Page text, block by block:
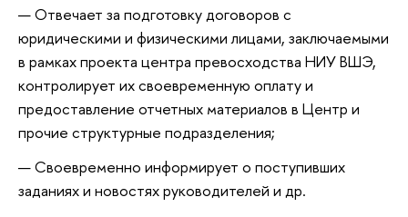
Отвечает за подготовку договоров с
юридическими и физическими лицами, заключаемыми
в рамках проекта центра превосходства НИУ ВШЭ,
контролирует их своевременную оплату и
предоставление отчетных материалов в Центр и
прочие структурные подразделения;
Своевременно информирует о поступивших
заданиях и новостях руководителей и др.